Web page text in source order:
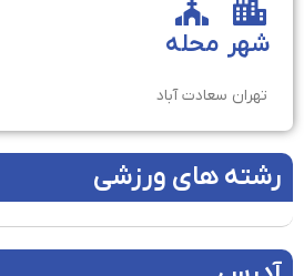
شهر
تهران
محله
سعادت آباد
رشته های ورزشی